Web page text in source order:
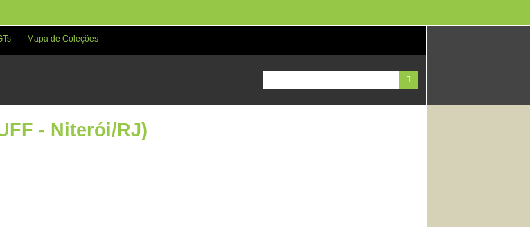
Mapa de Coleções
- Niterói/RJ)